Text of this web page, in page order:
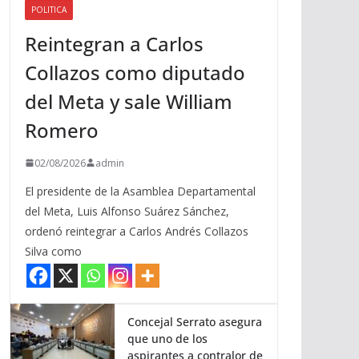
i
b
a
j
o
a
POLITICA
Reintegran a Carlos
Collazos como diputado
del Meta y sale William
Romero
02/08/2026 admin
El presidente de la Asamblea Departamental
del Meta, Luis Alfonso Suárez Sánchez,
ordenó reintegrar a Carlos Andrés Collazos
Silva como
Concejal Serrato asegura
que uno de los
aspirantes a contralor de